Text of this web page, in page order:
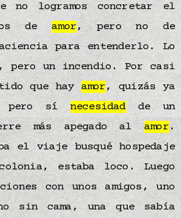
no logramos concretar el
deamor, pero no de
para entenderlo. Lo
pero un incendio. Por casi
que hayamor, quizás ya
pero sí necesidadde un
más apegado alamor.
el viaje busqué hospedaje
estaba loco. Luego
con unos amigos, uno
sin cama, una que sabía